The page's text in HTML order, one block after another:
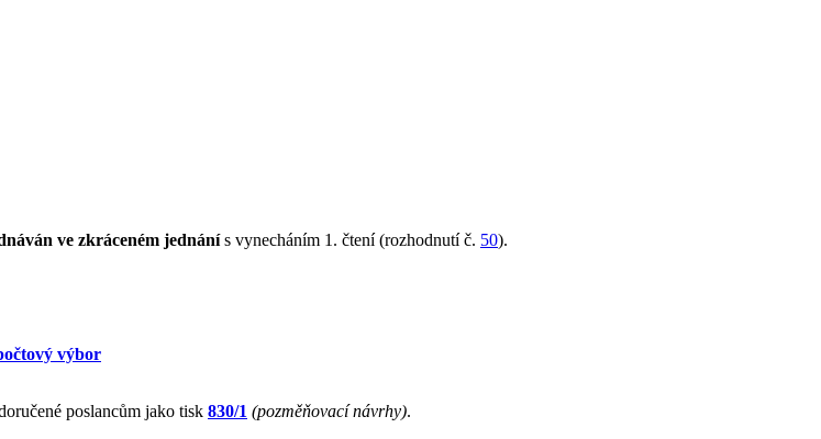
ve zkráceném jednánís vynecháním 1. čtení (rozhodnutí č. 50).
výbor
poslancům jako tisk 830/1 (pozměňovací návrhy).